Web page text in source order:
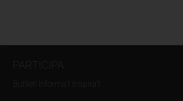
PARTICIPA
Butlletí Informa't Inspira't